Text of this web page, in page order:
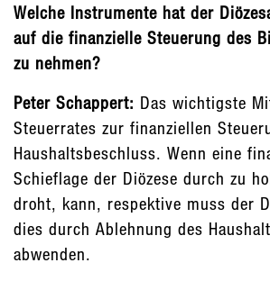
Welche Instrumente hat der
auf die finanzielle Steuerung des
zu nehmen?
Peter Schappert: Das wichtigste
Steuerrates zur finanziellen
Haushaltsbeschluss. Wenn eine
Schieflage der Diözese durch zu
droht, kann, respektive muss der
dies durch Ablehnung des
abwenden.